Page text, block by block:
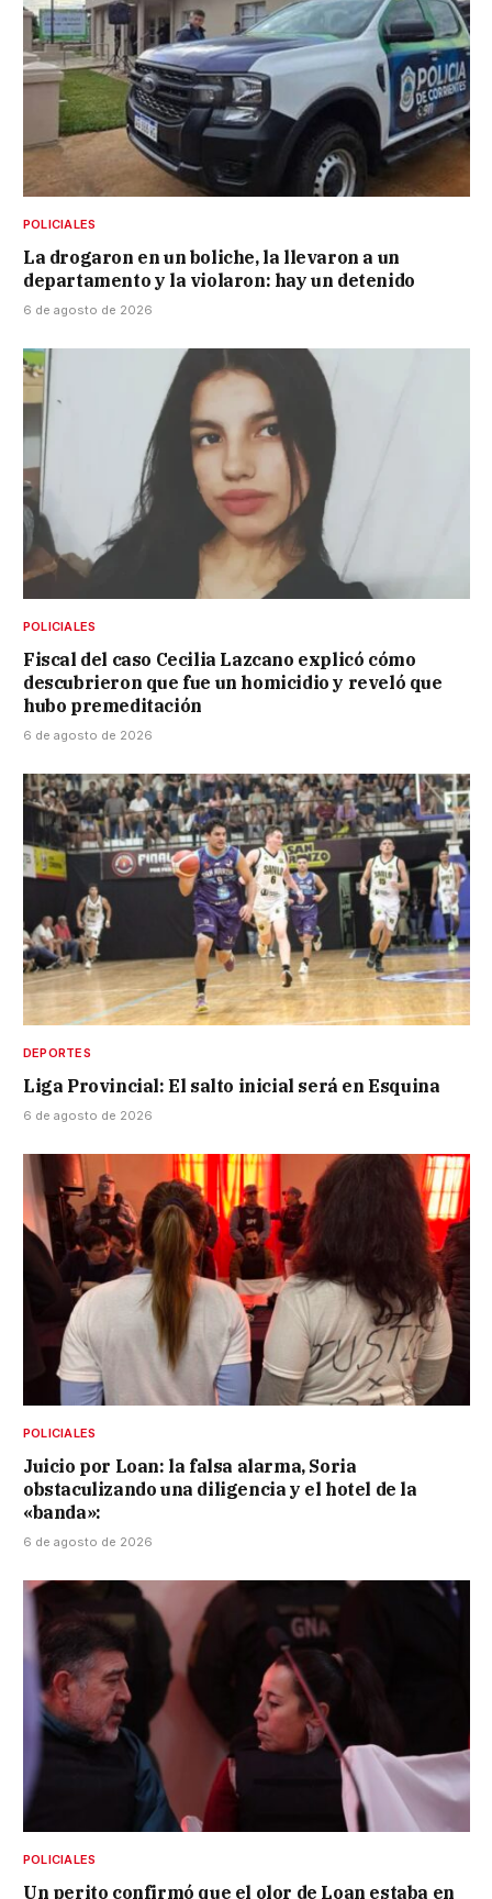
POLICIALES
La drogaron en un boliche, la llevaron a un
departamento y la violaron: hay un detenido
6 de agosto de 2026
POLICIALES
Fiscal del caso Cecilia Lazcano explicó cómo
descubrieron que fue un homicidio y reveló que
hubo premeditación
6 de agosto de 2026
DEPORTES
Liga Provincial: El salto inicial será en Esquina
6 de agosto de 2026
POLICIALES
Juicio por Loan: la falsa alarma, Soria
obstaculizando una diligencia y el hotel de la
«banda»:
6 de agosto de 2026
POLICIALES
Un perito confirmó que el olor de Loan estaba en